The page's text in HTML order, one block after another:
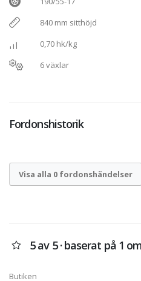
840 mm sitthöjd
0,70 hk/kg
6 växlar
Fordonshistorik
Visa alla 0 fordonshändelser
5 av 5 · baserat på 1
Butiken